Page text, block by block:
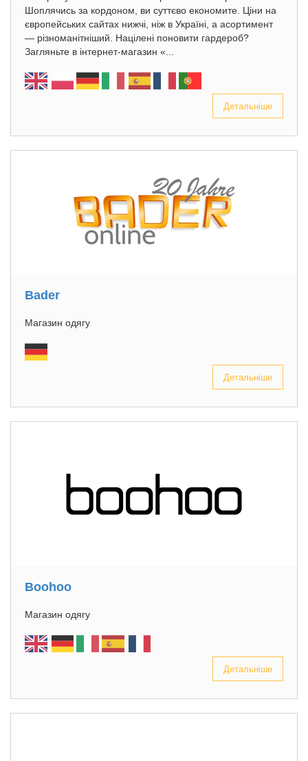
Шоплячись за кордоном, ви суттєво економите. Ціни на
європейських сайтах нижчі, ніж в Україні, а асортимент
— різноманітніший. Націлені поновити гардероб?
Загляньте в інтернет-магазин «...
Детальніше
Bader
Магазин одягу
Детальніше
Boohoo
Магазин одягу
Детальніше